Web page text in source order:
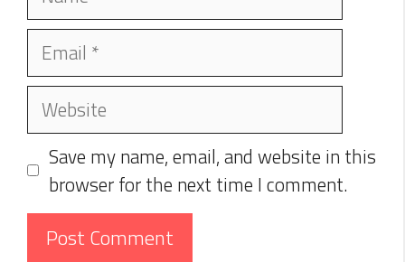
Email
Website
Save my name, email, and website in this
browser for the next time I comment.